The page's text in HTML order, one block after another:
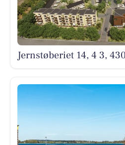
Jernstøberiet 14, 4 3,